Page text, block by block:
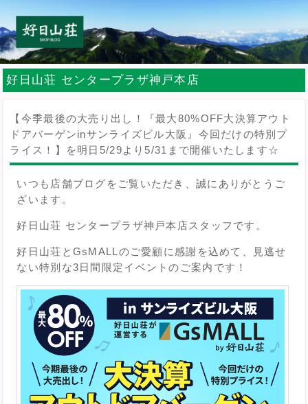
好日山荘 センタープラザ神戸本店
【今季最後の大売り出し！『最大80%OFF大決算アウト
ドアバーゲンinサンライズビル大阪』今回だけの特別プ
ライス！】を明日5/29より5/31まで開催いたします☆
いつも店舗ブログをご覧いただき、誠にありがとうご
ざいます。
好日山荘 センタープラザ神戸本店スタッフです。
好日山荘とGsMALLのご愛顧に感謝を込めて、見逃せ
ない特別な3日間限定イベントのご案内です！